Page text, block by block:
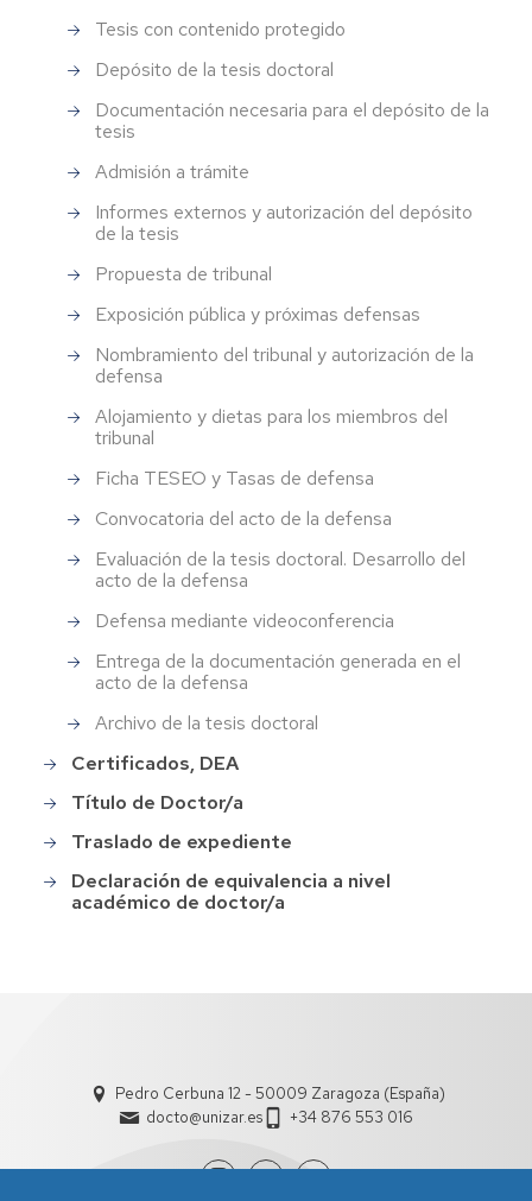
Tesis con contenido protegido
Depósito de la tesis doctoral
Documentación necesaria para el depósito de la
tesis
Admisión a trámite
Informes externos y autorización del depósito
de la tesis
Propuesta de tribunal
Exposición pública y próximas defensas
Nombramiento del tribunal y autorización de la
defensa
Alojamiento y dietas para los miembros del
tribunal
Ficha TESEO y Tasas de defensa
Convocatoria del acto de la defensa
Evaluación de la tesis doctoral. Desarrollo del
acto de la defensa
Defensa mediante videoconferencia
Entrega de la documentación generada en el
acto de la defensa
Archivo de la tesis doctoral
Certificados, DEA
Título de Doctor/a
Traslado de expediente
Declaración de equivalencia a nivel
académico de doctor/a
Pedro Cerbuna 12 - 50009 Zaragoza (España)
docto@unizar.es
+34 876 553 016